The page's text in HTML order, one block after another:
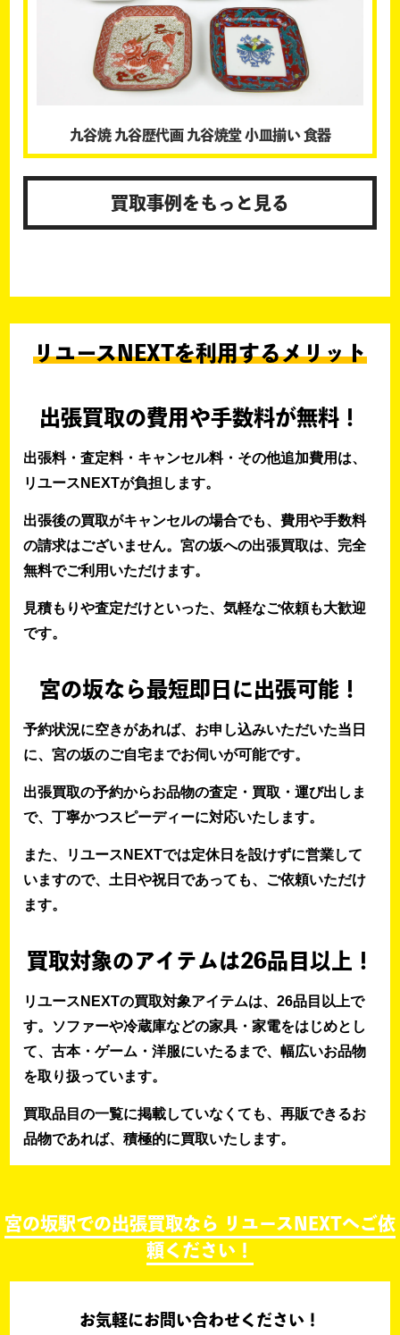
九谷焼 九谷歴代画 九谷焼堂 小皿揃い 食器
買取事例をもっと見る
リユースNEXTを利用するメリット
出張買取の費用や手数料が無料！
出張料・査定料・キャンセル料・その他追加費用は、
リユースNEXTが負担します。
出張後の買取がキャンセルの場合でも、費用や手数料
の請求はございません。宮の坂への出張買取は、完全
無料でご利用いただけます。
見積もりや査定だけといった、気軽なご依頼も大歓迎
です。
宮の坂なら最短即日に出張可能！
予約状況に空きがあれば、お申し込みいただいた当日
に、宮の坂のご自宅までお伺いが可能です。
出張買取の予約からお品物の査定・買取・運び出しま
で、丁寧かつスピーディーに対応いたします。
また、リユースNEXTでは定休日を設けずに営業して
いますので、土日や祝日であっても、ご依頼いただけ
ます。
買取対象のアイテムは26品目以上！
リユースNEXTの買取対象アイテムは、26品目以上で
す。ソファーや冷蔵庫などの家具・家電をはじめとし
て、古本・ゲーム・洋服にいたるまで、幅広いお品物
を取り扱っています。
買取品目の一覧に掲載していなくても、再販できるお
品物であれば、積極的に買取いたします。
宮の坂駅での出張買取なら リユースNEXTへご依
頼ください！
お気軽にお問い合わせください！